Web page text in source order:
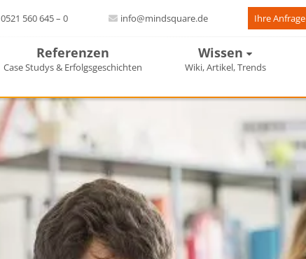
0521 560 645 – 0 info@mindsquare.de Ihre Anfrage
Referenzen
Case Studys & Erfolgsgeschichten
Wissen
Wiki, Artikel, Trends